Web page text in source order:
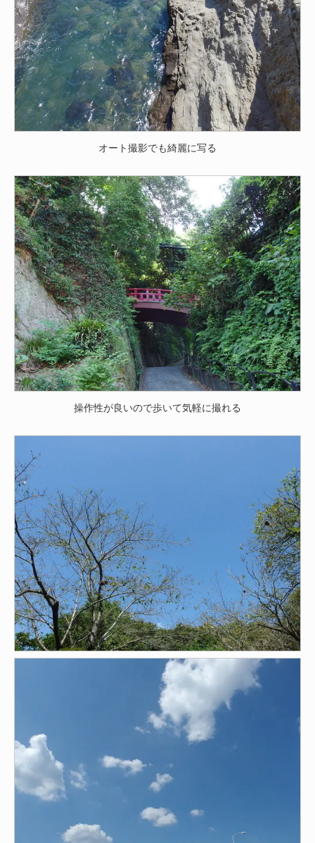
オート撮影でも綺麗に写る
操作性が良いので歩いて気軽に撮れる